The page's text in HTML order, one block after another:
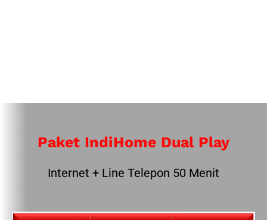
Paket IndiHome Dual Play
Internet + Line Telepon 50 Menit